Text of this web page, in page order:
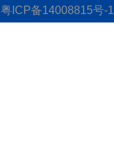
粤ICP备14008815号-1